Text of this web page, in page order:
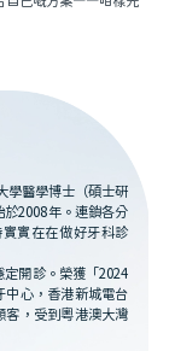
學醫學博士（碩士研
2008年。連鎖各分
實在在做好牙科診
開診。榮獲「2024
中心，香港新城電台
客，受到粵港澳大灣